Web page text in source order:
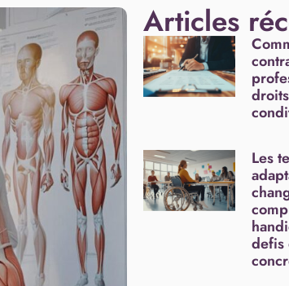
Articles
Les
defis